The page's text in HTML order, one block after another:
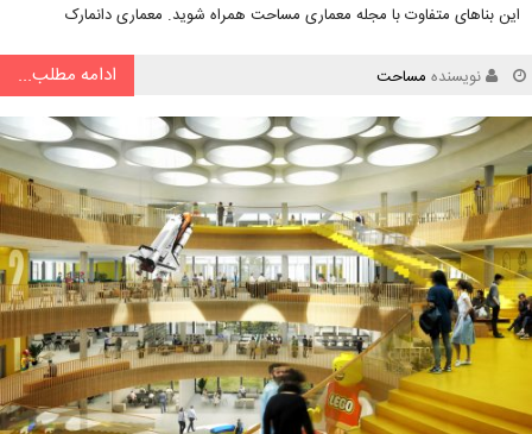
این بناهای متفاوت با مجله معماری مساحت همراه شوید. معماری دانمارک
نویسنده مساحت ادامه مطلب...